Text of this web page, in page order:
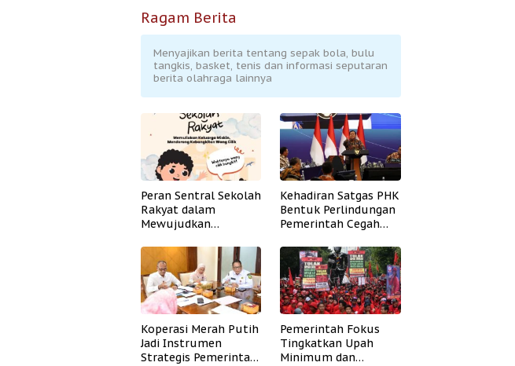
Ragam Berita
Menyajikan berita tentang sepak bola, bulu
tangkis, basket, tenis dan informasi seputaran
berita olahraga lainnya
Peran Sentral Sekolah
Rakyat dalam
Mewujudkan
Kehadiran Satgas PHK
Bentuk Perlindungan
Pemerintah Cegah
Koperasi Merah Putih
Jadi Instrumen
Strategis Pemerintah
Pemerintah Fokus
Tingkatkan Upah
Minimum dan